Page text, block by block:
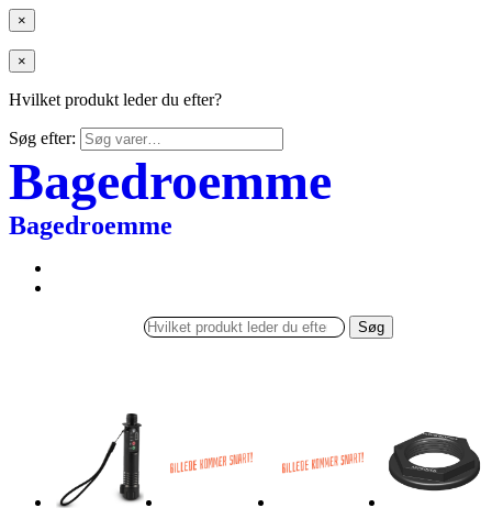
×
×
Hvilket produkt leder du efter?
Søg efter:
Bagedroemme
Bagedroemme
Søg